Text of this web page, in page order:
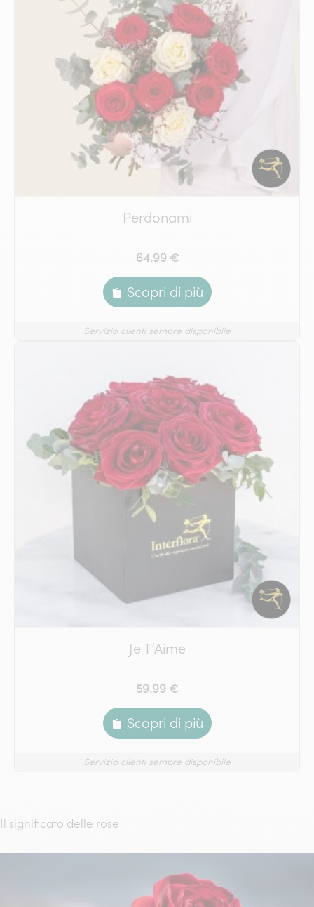
Perdonami
64.99 €
Scopri di più
Servizio clienti sempre disponibile
Je T’Aime
59.99 €
Scopri di più
Servizio clienti sempre disponibile
Il significato delle rose